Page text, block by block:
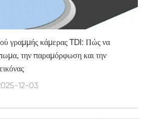
γραμμής κάμερας TDI: Πώς να
την παραμόρφωση και την
12-03